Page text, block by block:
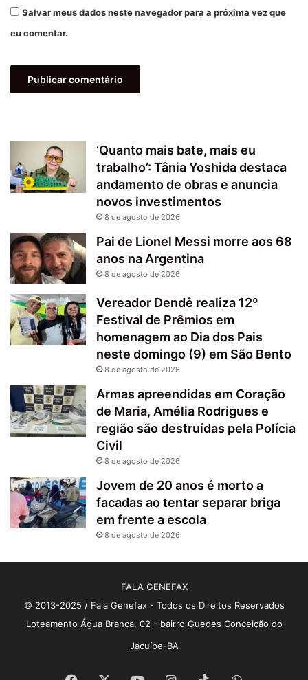
Salvar meus dados neste navegador para a próxima vez que
eu comentar.
‘Quanto mais bate, mais eu
trabalho’: Tânia Yoshida destaca
andamento de obras e anuncia
novos investimentos
8 de agosto de 2026
Pai de Lionel Messi morre aos 68
anos na Argentina
8 de agosto de 2026
Vereador Dendê realiza 12º
Festival de Prêmios em
homenagem ao Dia dos Pais
neste domingo (9) em São Bento
8 de agosto de 2026
Armas apreendidas em Coração
de Maria, Amélia Rodrigues e
região são destruídas pela Polícia
Civil
8 de agosto de 2026
Jovem de 20 anos é morto a
facadas ao tentar separar briga
em frente a escola
8 de agosto de 2026
FALA GENEFAX
© 2013-2025 / Fala Genefax - Todos os Direitos Reservados
Loteamento Água Branca, 02 - bairro Guedes Conceição do
Jacuípe-BA